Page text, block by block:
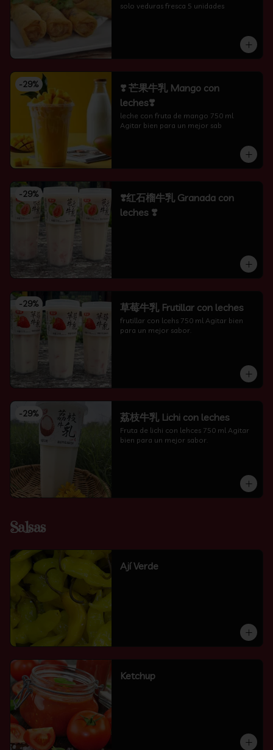
solo veduras fresca 5 unidades
-29%
❣️ 芒果牛乳 Mango con
leches❣️
leche con fruta de mango 750 ml
Agitar bien para un mejor sab
-29%
❣️红石榴牛乳 Granada con
leches ❣️
-29% 草莓牛乳 Frutillar con leches
frutillar con lcehs 750 ml Agitar bien
para un mejor sabor.
-29% 荔枝牛乳 Lichi con leches
Fruta de lichi con lehces 750 ml Agitar
bien para un mejor sabor.
Salsas
Ají Verde
Ketchup